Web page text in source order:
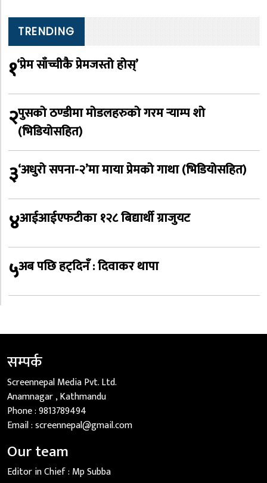
TRENDING
१‘प्रेम साँच्चीकै प्रेमजस्तो होस्’
२पुसको ठण्डीमा मोडलहरुको गरम र्‍याम्प शो
(भिडियोसहित)
३‘अधुरो सपना-२’मा माया प्रेमको गाथा (भिडियोसहित)
४आईआईएफटीका १२८ बिद्यार्थी ग्राजुयट
५अब पछि हट्दिनँ : दिवाकर थापा
सम्पर्क
Screennepal Media Pvt. Ltd.
Anamnagar , Kathmandu
Phone :9813789494
Email :screennepal@gmail.com
Our team
Editor in Chief : Mp Subba